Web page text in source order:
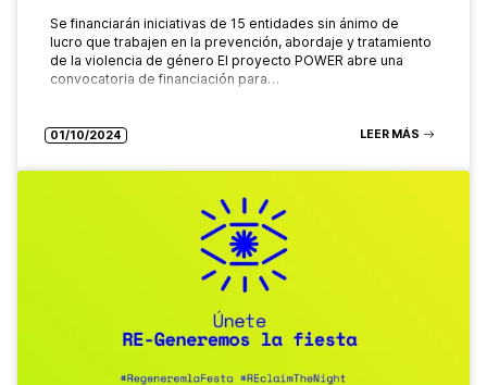
Se financiarán iniciativas de 15 entidades sin ánimo de
lucro que trabajen en la prevención, abordaje y tratamiento
de la violencia de género El proyecto POWER abre una
convocatoria de financiación para…
01/10/2024 LEER MÁS